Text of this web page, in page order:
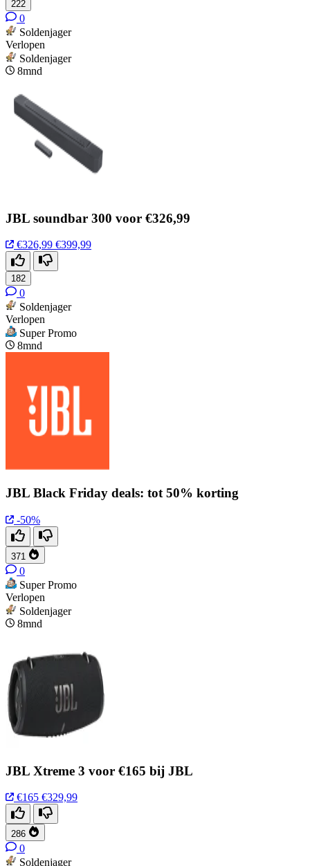
222
0
Soldenjager
Verlopen
Soldenjager
8mnd
JBL soundbar 300 voor €326,99
€326,99 €399,99
182
0
Soldenjager
Verlopen
Super Promo
8mnd
JBL Black Friday deals: tot 50% korting
-50%
371
0
Super Promo
Verlopen
Soldenjager
8mnd
JBL Xtreme 3 voor €165 bij JBL
€165 €329,99
286
0
Soldenjager